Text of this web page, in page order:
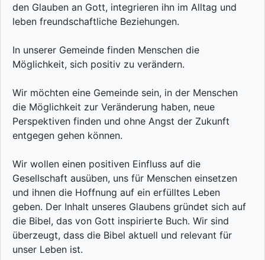
den Glauben an Gott, integrieren ihn im Alltag und
leben freundschaftliche Beziehungen.
In unserer Gemeinde finden Menschen die
Möglichkeit, sich positiv zu verändern.
Wir möchten eine Gemeinde sein, in der Menschen
die Möglichkeit zur Veränderung haben, neue
Perspektiven finden und ohne Angst der Zukunft
entgegen gehen können.
Wir wollen einen positiven Einfluss auf die
Gesellschaft ausüben, uns für Menschen einsetzen
und ihnen die Hoffnung auf ein erfülltes Leben
geben. Der Inhalt unseres Glaubens gründet sich auf
die Bibel, das von Gott inspirierte Buch. Wir sind
überzeugt, dass die Bibel aktuell und relevant für
unser Leben ist.